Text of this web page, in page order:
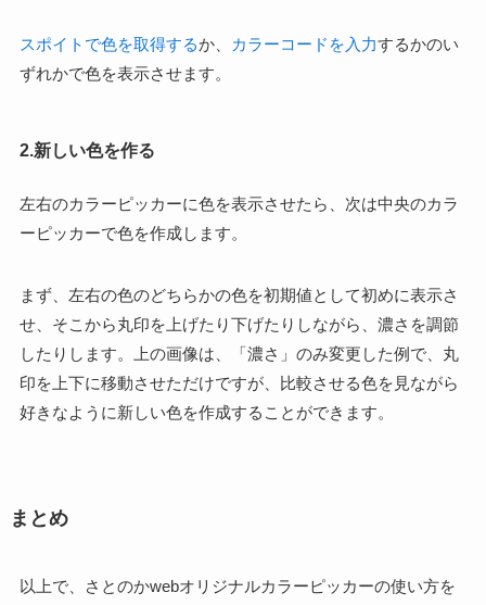
スポイトで色を取得するか、 カラーコードを入力するかのい
ずれかで色を表示させます。
2.新しい色を作る
左右のカラーピッカーに色を表示させたら、次は中央のカラ
ーピッカーで色を作成します。
まず、左右の色のどちらかの色を初期値として初めに表示さ
せ、そこから丸印を上げたり下げたりしながら、濃さを調節
したりします。上の画像は、「濃さ」のみ変更した例で、丸
印を上下に移動させただけですが、比較させる色を見ながら
好きなように新しい色を作成することができます。
まとめ
以上で、さとのかwebオリジナルカラーピッカーの使い方を